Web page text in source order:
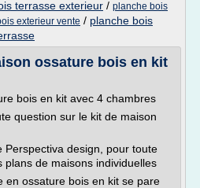
terrasse exterieur / planche bois
exterieur vente / planche bois
ossature bois en kit
bois en kit avec 4 chambres
question sur le kit de maison
Perspectiva design, pour toute
plans de maisons individuelles
en ossature bois en kit se pare